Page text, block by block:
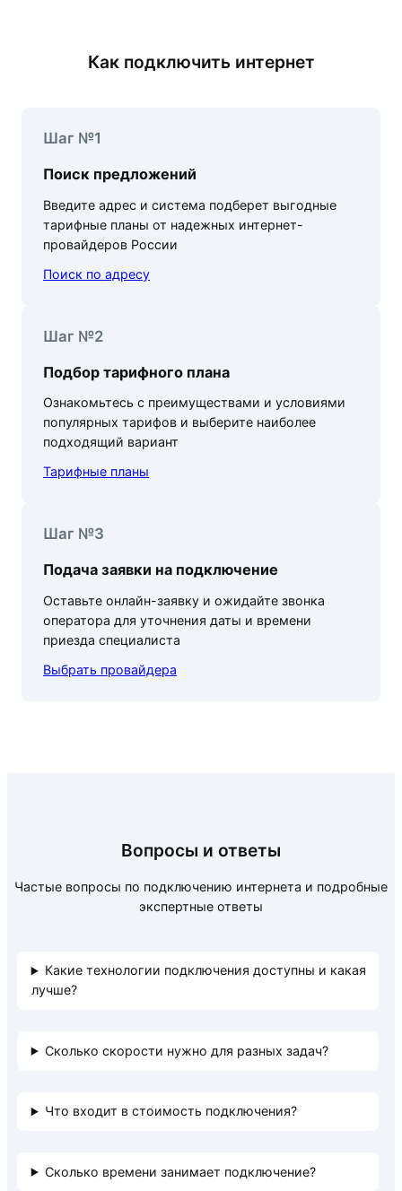
Как подключить интернет
Шаг №1
Поиск предложений
Введите адрес и система подберет выгодные
тарифные планы от надежных интернет-
провайдеров России
Поиск по адресу
Шаг №2
Подбор тарифного плана
Ознакомьтесь с преимуществами и условиями
популярных тарифов и выберите наиболее
подходящий вариант
Тарифные планы
Шаг №3
Подача заявки на подключение
Оставьте онлайн-заявку и ожидайте звонка
оператора для уточнения даты и времени
приезда специалиста
Выбрать провайдера
Вопросы и ответы
Частые вопросы по подключению интернета и подробные
экспертные ответы
Какие технологии подключения доступны и какая
лучше?
Сколько скорости нужно для разных задач?
Что входит в стоимость подключения?
Сколько времени занимает подключение?